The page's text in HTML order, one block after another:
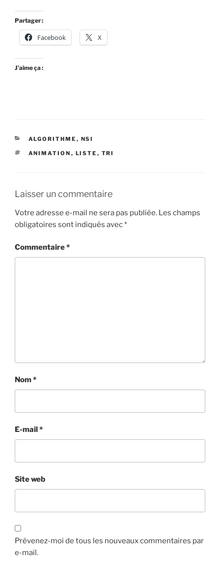
Partager :
Facebook X
J’aime ça :
CATÉGORIES
ALGORITHME , NSI
ÉTIQUETTES
ANIMATION , LISTE , TRI
Laisser un commentaire
Votre adresse e-mail ne sera pas publiée. Les champs
obligatoires sont indiqués avec*
Commentaire*
Nom*
E-mail*
Site web
Prévenez-moi de tous les nouveaux commentaires par
e-mail.